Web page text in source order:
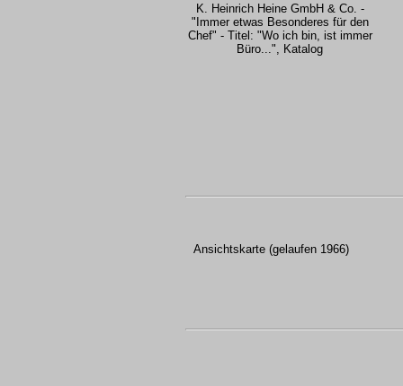
K. Heinrich Heine GmbH & Co. -
"Immer etwas Besonderes für den
Chef" - Titel: "Wo ich bin, ist immer
Büro...", Katalog
Ansichtskarte (gelaufen 1966)